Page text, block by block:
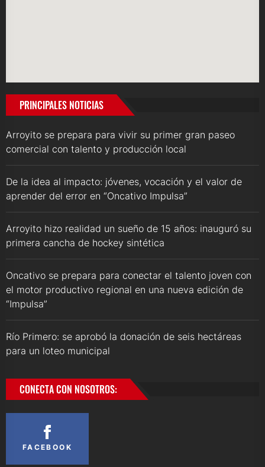
PRINCIPALES NOTICIAS
Arroyito se prepara para vivir su primer gran paseo
comercial con talento y producción local
De la idea al impacto: jóvenes, vocación y el valor de
aprender del error en “Oncativo Impulsa”
Arroyito hizo realidad un sueño de 15 años: inauguró su
primera cancha de hockey sintética
Oncativo se prepara para conectar el talento joven con
el motor productivo regional en una nueva edición de
“Impulsa”
Río Primero: se aprobó la donación de seis hectáreas
para un loteo municipal
CONECTA CON NOSOTROS:
FACEBOOK